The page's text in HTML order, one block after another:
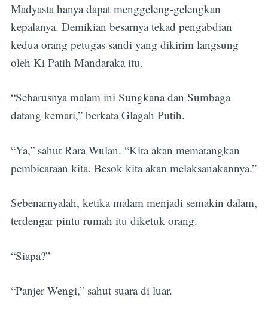
Madyasta hanya dapat menggeleng-gelengkan
kepalanya. Demikian besarnya tekad pengabdian
kedua orang petugas sandi yang dikirim langsung
oleh Ki Patih Mandaraka itu.
“Seharusnya malam ini Sungkana dan Sumbaga
datang kemari,” berkata Glagah Putih.
“Ya,” sahut Rara Wulan. “Kita akan mematangkan
pembicaraan kita. Besok kita akan melaksanakannya.”
Sebenarnyalah, ketika malam menjadi semakin dalam,
terdengar pintu rumah itu diketuk orang.
“Siapa?”
“Panjer Wengi,” sahut suara di luar.